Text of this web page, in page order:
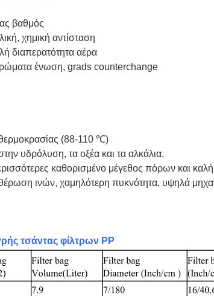
βαθμός
χημική αντίσταση
διαπερατότητα αέρα
ένωση, grads counterchange
(88-110 ℃)
υδρόλυση, τα οξέα και τα αλκάλια.
καθορισμένο μέγεθος πόρων και
ινών, χαμηλότερη πυκνότητα, υψηλά
τσάντας φίλτρων PP